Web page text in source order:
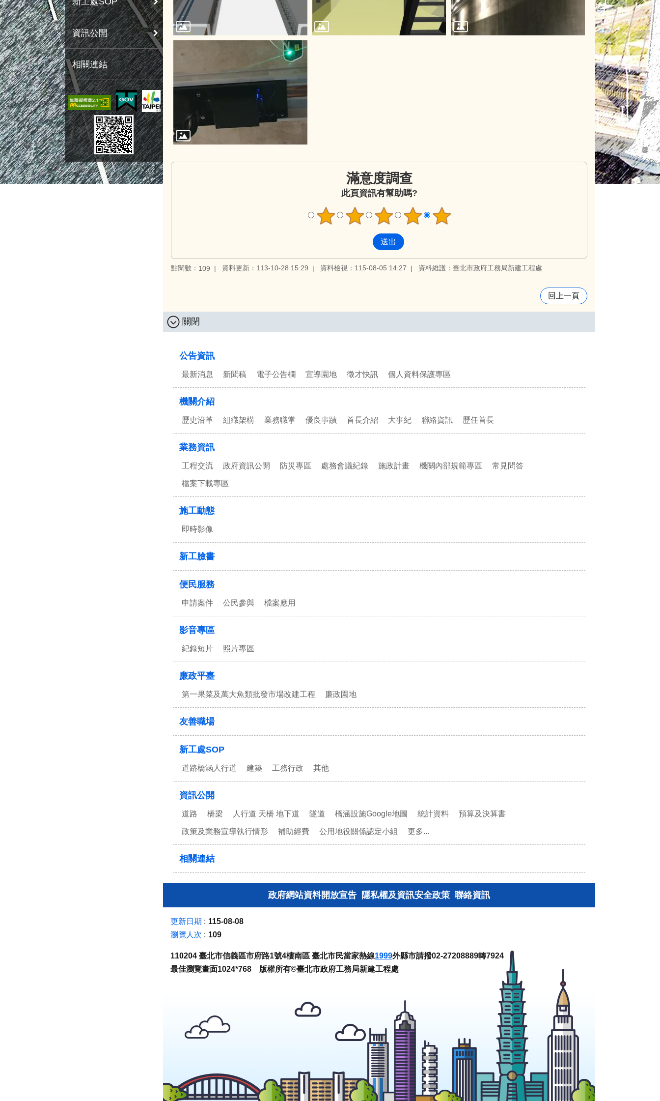
資訊公開
相關連結
滿意度調查
此頁資訊有幫助嗎?
點閱數： 109 資料更新：113-10-28 15:29 資料檢視：115-08-05 14:27 資料維護：臺北市政府工務局新建工程處
回上一頁
關閉
公告資訊
最新消息 新聞稿 電子公告欄 宣導園地 徵才快訊 個人資料保護專區
機關介紹
歷史沿革 組織架構 業務職掌 優良事蹟 首長介紹 大事紀 聯絡資訊 歷任首長
業務資訊
工程交流 政府資訊公開 防災專區 處務會議紀錄 施政計畫 機關內部規範專區 常見問答
檔案下載專區
施工動態
即時影像
新工臉書
便民服務
申請案件 公民參與 檔案應用
影音專區
紀錄短片 照片專區
廉政平臺
第一果菜及萬大魚類批發市場改建工程 廉政園地
友善職場
新工處SOP
道路橋涵人行道 建築 工務行政 其他
資訊公開
道路 橋梁 人行道 天橋 地下道 隧道 橋涵設施Google地圖 統計資料 預算及決算書
政策及業務宣導執行情形 補助經費 公用地役關係認定小組 更多...
相關連結
政府網站資料開放宣告 隱私權及資訊安全政策 聯絡資訊
更新日期
115-08-08
瀏覽人次
109
110204 臺北市信義區市府路1號4樓南區 臺北市民當家熱線1999外縣市請撥02-27208889轉7924
最佳瀏覽畫面1024*768 版權所有©臺北市政府工務局新建工程處